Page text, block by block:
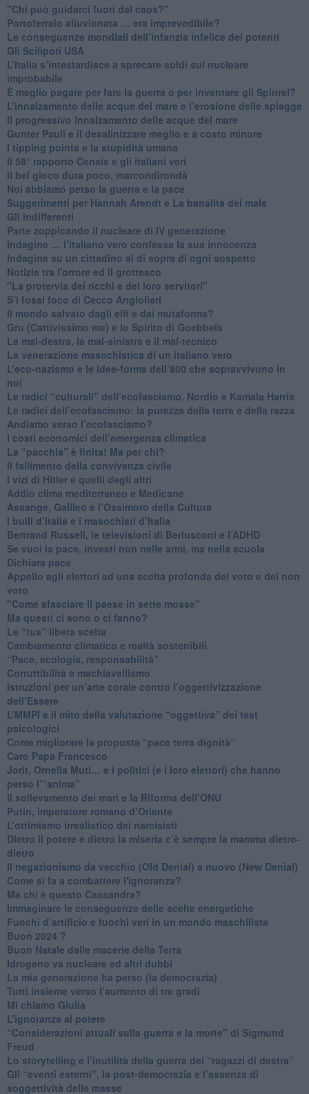
"Chi può guidarci fuori dal caos?"
​Portoferraio alluvionata … era imprevedibile?
Le conseguenze mondiali dell’infanzia infelice dei potenti
​Gli Scilipoti USA
L’Italia s’intestardisce a sprecare soldi sul nucleare
improbabile
È meglio pagare per fare la guerra o per inventare gli Spinrel?
​L’innalzamento delle acque del mare e l’erosione delle spiagge
​Il progressivo innalzamento delle acque del mare
​Gunter Pauli e il desalinizzare meglio e a costo minore
I tipping points e la stupidità umana
​Il 58° rapporto Censis e gli italiani veri
​Il bel gioco dura poco, marcondirondà
Noi abbiamo perso la guerra e la pace
Suggerimenti per Hannah Arendt e La banalità del male
​Gli indifferenti
Parte zoppicando il nucleare di IV generazione
​Indagine … l’italiano vero confessa la sua innocenza
Indagine su un cittadino al di sopra di ogni sospetto
Notizie tra l'orrore ed il grottesco
"La protervia dei ricchi e dei loro servitori"
S’i fossi foco di Cecco Angiolieri
​Il mondo salvato dagli elfi e dai mutaforma?
Gru (Cattivissimo me) e lo Spirito di Goebbels
​La mal-destra, la mal-sinistra e il mal-tecnico
​La venerazione masochistica di un italiano vero
​L’eco-nazismo e le idee-forma dell’800 che sopravvivono in
noi
​Le radici “culturali” dell’ecofascismo, Nordio e Kamala Harris
Le radici dell’ecofascismo: la purezza della terra e della razza
Andiamo verso l’ecofascismo?
I costi economici dell’emergenza climatica
​La “pacchia” è finita! Ma per chi?
​Il fallimento della convivenza civile
​I vizi di Hitler e quelli degli altri
Addio clima mediterraneo e Medicane
​Assange, Galileo e l’Ossimoro della Cultura
​I bulli d’Italia e i masochisti d’Italia
​Bertrand Russell, le televisioni di Berlusconi e l’ADHD
​Se vuoi la pace, investi non nelle armi, ma nella scuola
​Dichiara pace
​Appello agli elettori ad una scelta profonda del voto e del non
voto
"Come sfasciare il paese in sette mosse"
​Ma questi ci sono o ci fanno?
​Le “tua” libera scelta
Cambiamento climatico e realtà sostenibili
“Pace, ecologia, responsabilità”
​Corruttibilità e machiavellismo
Istruzioni per un’arte corale contro l’oggettivizzazione
dell’Essere
​L’MMPI e il mito della valutazione “oggettiva” dei test
psicologici
Come migliorare la proposta “pace terra dignità”
Caro Papa Francesco
​Jorit, Ornella Muti… e i politici (e i loro elettori) che hanno
perso l’”anima”
​Il sollevamento dei mari e la Riforma dell’ONU
Putin, imperatore romano d’Oriente
​L’ottimismo irrealistico dei narcisisti
​Dietro il potere e dietro la miseria c’è sempre la mamma dietro-
dietro
Il negazionismo da vecchio (Old Denial) a nuovo (New Denial)
Come si fa a combattere l'ignoranza?
Ma chi è questo Cassandra?
Immaginare le conseguenze delle scelte energetiche
​Fuochi d’artificio e fuochi veri in un mondo maschilista
Buon 2024 ?
​Buon Natale dalle macerie della Terra
​Idrogeno vs nucleare ed altri dubbi
​La mia generazione ha perso (la democrazia)
​Tutti insieme verso l’aumento di tre gradi
Mi chiamo Giulia
L’ignoranza al potere
​“Considerazioni attuali sulla guerra e la morte" di Sigmund
Freud
​Lo storytelling e l’inutilità della guerra dei “ragazzi di destra”
​Gli “eventi esterni”, la post-democrazia e l’assenza di
soggettività delle masse